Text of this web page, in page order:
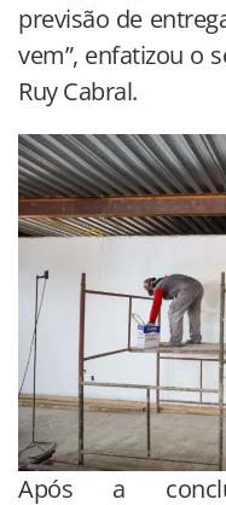
previsão de
vem”, enfatizou o
Ruy Cabral.
Após a